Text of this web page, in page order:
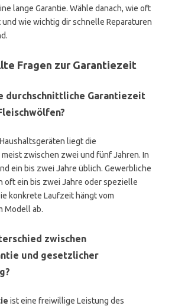
lange Garantie. Wähle danach, wie oft
wie wichtig dir schnelle Reparaturen
Fragen zur Garantiezeit
durchschnittliche Garantiezeit
liegt die
zwischen zwei und fünf Jahren. In
ein bis zwei Jahre üblich. Gewerbliche
oft ein bis zwei Jahre oder spezielle
konkrete Laufzeit hängt vom
Modell ab.
zwischen
und gesetzlicher
ist eine freiwillige Leistung des